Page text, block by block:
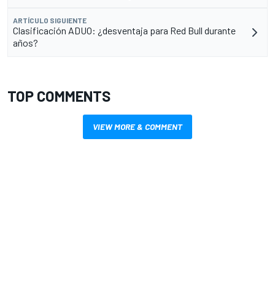
ARTÍCULO SIGUIENTE
Clasificación ADUO: ¿desventaja para Red Bull durante
años?
TOP COMMENTS
VIEW MORE & COMMENT